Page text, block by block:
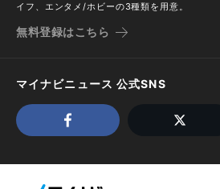
イフ、エンタメ/ホビーの3種類を用意。
無料登録はこちら
マイナビニュース 公式SNS